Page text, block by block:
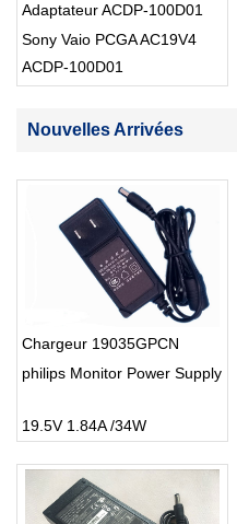
Adaptateur ACDP-100D01
Sony Vaio PCGA AC19V4
ACDP-100D01
Nouvelles Arrivées
Chargeur 19035GPCN
philips Monitor Power Supply
19.5V 1.84A /34W